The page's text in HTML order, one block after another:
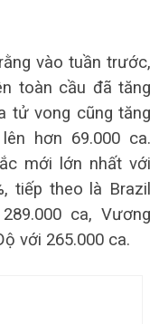
vào tuần trước,
toàn cầu đã tăng
tử vong cũng tăng
hơn 69.000 ca.
mới lớn nhất với
tiếp theo là Brazil
ca, Vương
với 265.000 ca.